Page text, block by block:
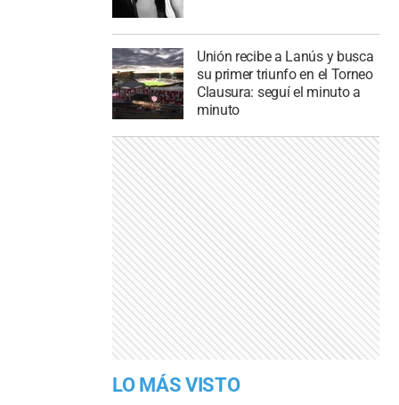
Unión recibe a Lanús y busca
su primer triunfo en el Torneo
Clausura: seguí el minuto a
minuto
LO MÁS VISTO